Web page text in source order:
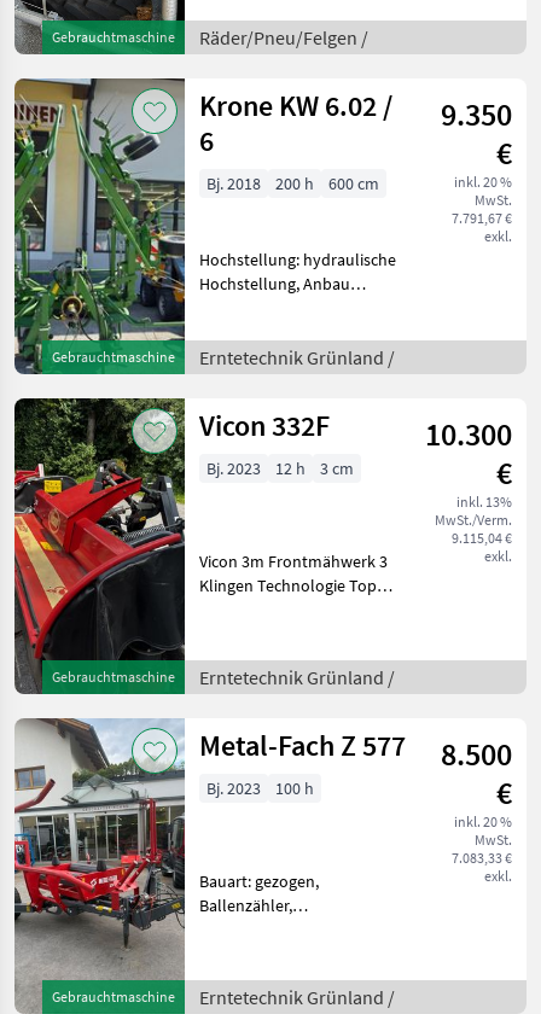
Gebrauchtmaschine
Radialreifen,
Felgendurchmesser
Räder/Pneu/Felgen /
Gebrauchtmaschine
Krone KW 6.02 /
6
9.350
€
inkl. 20 %
MwSt.
7.791,67 €
exkl.
Bj. 2018 200 h 600 cm
Hochstellung: hydraulische
Hochstellung, Anbau
Grenzstreueinrichtung,
Streuwinkelverstellung,
Ausführung * Kr
Erntetechnik Grünland /
Gebrauchtmaschine
Vicon 332F
10.300
€
inkl. 13%
MwSt./Verm.
9.115,04 €
exkl.
Bj. 2023 12 h 3 cm
Vicon 3m Frontmähwerk 3
Klingen Technologie Top
Erntetechnik Grünland
Mähwerke
Erntetechnik Grünland /
Gebrauchtmaschine
Metal-Fach Z 577
8.500
€
inkl. 20 %
MwSt.
7.083,33 €
exkl.
Bj. 2023 100 h
Bauart: gezogen,
Ballenzähler,
zusatnd wenig benützt
umgestiegen auf Kombi
Erntetechnik Grünland /